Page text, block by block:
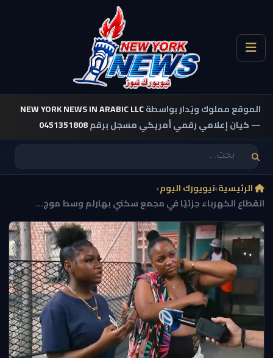
الموقع مملوك ويُدار بواسطةNEW YORK NEWS IN ARABIC LLC
— كيان إعلامي رقمي أمريكي مسجل برقم0451351808
الرئيسية›نيويورك اليوم›
انقطاع الكهرباء جزئيًا في مجمع سكني بهارلم وسط موج...